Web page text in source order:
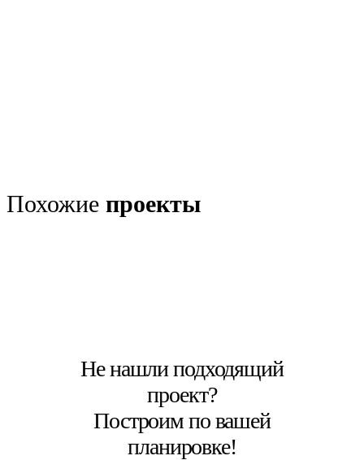
Похожие проекты
Не нашли подходящий
проект?
Построим повашей
планировке!